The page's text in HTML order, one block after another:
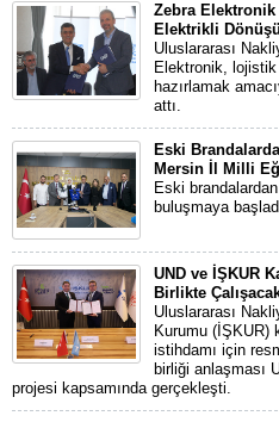
Zebra
Elektrikli
Uluslararası
Elektronik,
hazırlamak
attı.
Eski
Mersin İl Milli
Eski
buluşmaya
UND ve İŞKUR
Birlikte
Uluslararası
Kurumu (İŞKUR)
istihdamı için
birliği anlaşması
projesi kapsamında gerçekleşti.